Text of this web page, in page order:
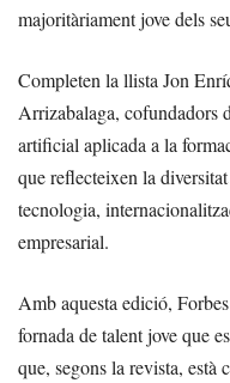
majoritàriament jove dels
Completen la llista Jon
Arrizabalaga, cofundadors
artificial aplicada a la
que reflecteixen la
tecnologia,
empresarial.
Amb aquesta edició,
fornada de talent jove que
que, segons la revista, està